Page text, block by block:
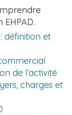
définition et
de l’activité
charges et